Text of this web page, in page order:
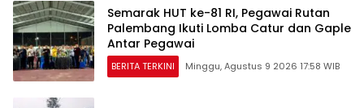
Semarak HUT ke-81 RI, Pegawai Rutan
Palembang Ikuti Lomba Catur dan Gaple
Antar Pegawai
BERITA TERKINI Minggu, Agustus 9 2026 17:58 WIB